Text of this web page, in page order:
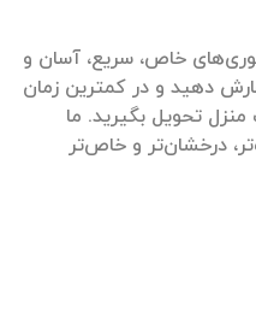
خاص، سریع، آسان و
دهید و در کمترین زمان
تحویل بگیرید. ما
درخشان‌تر و خاص‌تر